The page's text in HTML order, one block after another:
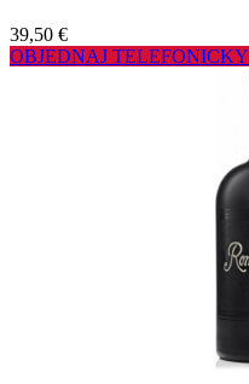
39,50 €
OBJEDNAJ TELEFONICKY